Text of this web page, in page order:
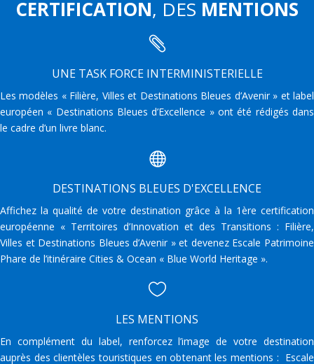
CERTIFICATION, DES MENTIONS

UNE TASK FORCE INTERMINISTERIELLE
Les modèles « Filière, Villes et Destinations Bleues d’Avenir » et label
européen « Destinations Bleues d’Excellence » ont été rédigés dans
le cadre d’un livre blanc.

DESTINATIONS BLEUES D'EXCELLENCE
Affichez la qualité de votre destination grâce à la 1ère certification
européenne « Territoires d’Innovation et des Transitions : Filière,
Villes et Destinations Bleues d’Avenir » et devenez Escale Patrimoine
Phare de l’itinéraire Cities & Ocean « Blue World Heritage ».

LES MENTIONS
En complément du label, renforcez l’image de votre destination
auprès des clientèles touristiques en obtenant les mentions : Escale